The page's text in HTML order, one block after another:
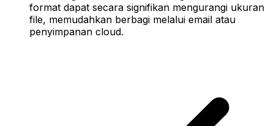
format dapat secara signifikan mengurangi ukuran
file, memudahkan berbagi melalui email atau
penyimpanan cloud.